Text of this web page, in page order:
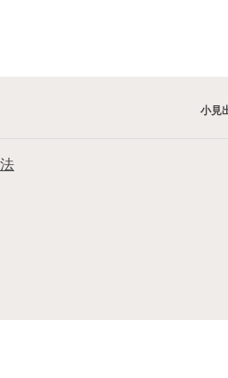
小見